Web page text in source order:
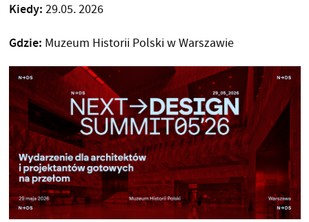
Kiedy: 29.05. 2026
Gdzie: Muzeum Historii Polski w Warszawie